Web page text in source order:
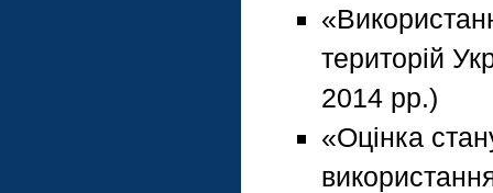
територій
2014 рр.)
«Оцінка